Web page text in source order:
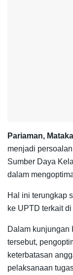
Pariaman,
menjadi
Sumber Daya
dalam
Hal ini terungkap
ke UPTD terkait
Dalam kunjungan
tersebut,
keterbatasan
pelaksanaan